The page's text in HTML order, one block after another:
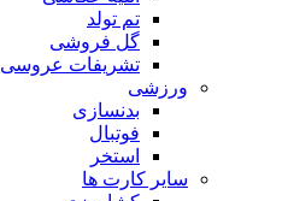
تم تولد
گل فروشی
تشریفات عروسی
ورزشی
بدنسازی
فوتبال
استخر
سایر کارت ها